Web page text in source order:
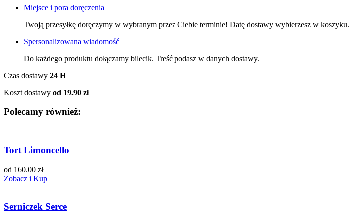
Miejsce i pora doręczenia
Twoją przesyłkę doręczymy w wybranym przez Ciebie terminie! Datę dostawy wybierzesz w koszyku.
Spersonalizowana wiadomość
Do każdego produktu dołączamy bilecik. Treść podasz w danych dostawy.
Czas dostawy 24 H
Koszt dostawy od 19.90 zł
Polecamy również:
Tort Limoncello
od 160.00 zł
Zobacz i Kup
Serniczek Serce